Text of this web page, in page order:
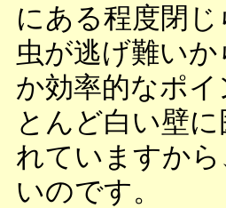
にある程度閉
虫が逃げ難い
か効率的なポ
とんど白い壁
れていますか
いのです。